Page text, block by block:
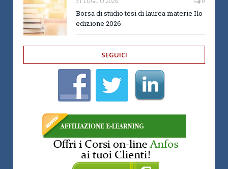
Borsa di studio tesi di laurea materie Ilo
edizione 2026
SEGUICI